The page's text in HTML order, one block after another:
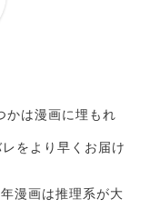
かは漫画に埋もれ
をより早くお届け
漫画は推理系が大